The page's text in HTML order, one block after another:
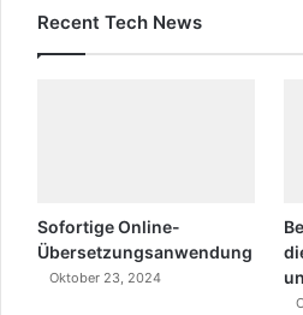
Recent Tech News
Sofortige Online-
Übersetzungsanwendung
Oktober 23, 2024